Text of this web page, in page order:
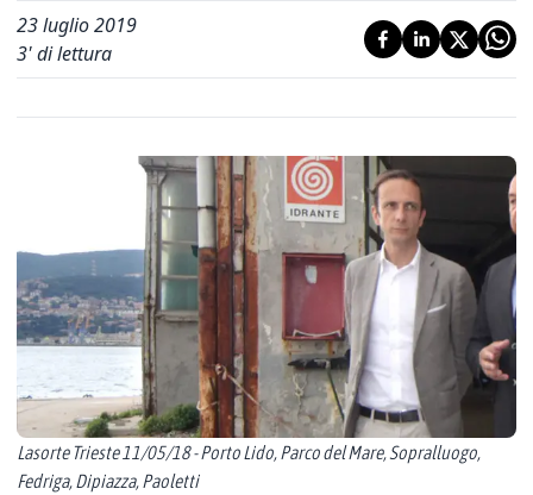
23 luglio 2019
3' di lettura
Lasorte Trieste 11/05/18 - Porto Lido, Parco del Mare, Sopralluogo,
Fedriga, Dipiazza, Paoletti